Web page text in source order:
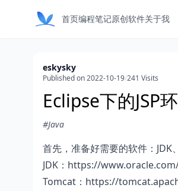
首页编程笔记原创软件关于我
eskysky
Published on 2022-10-19/241 Visits
Eclipse下的JSP
#Java
首先，准备好需要的软件：JDK
JDK： https://
Tomcat： https://